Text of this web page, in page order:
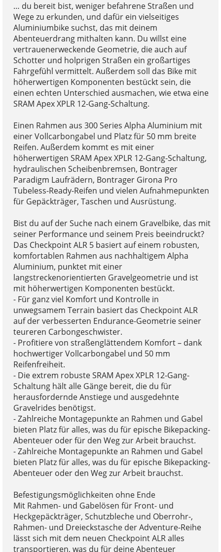
… du bereit bist, weniger befahrene Straßen und
Wege zu erkunden, und dafür ein vielseitiges
Aluminiumbike suchst, das mit deinem
Abenteuerdrang mithalten kann. Du willst eine
vertrauenerweckende Geometrie, die auch auf
Schotter und holprigen Straßen ein großartiges
Fahrgefühl vermittelt. Außerdem soll das Bike mit
höherwertigen Komponenten bestückt sein, die
einen echten Unterschied ausmachen, wie etwa eine
SRAM Apex XPLR 12-Gang-Schaltung.
Einen Rahmen aus 300 Series Alpha Aluminium mit
einer Vollcarbongabel und Platz für 50 mm breite
Reifen. Außerdem kommt es mit einer
höherwertigen SRAM Apex XPLR 12-Gang-Schaltung,
hydraulischen Scheibenbremsen, Bontrager
Paradigm Laufrädern, Bontrager Girona Pro
Tubeless-Ready-Reifen und vielen Aufnahmepunkten
für Gepäckträger, Taschen und Ausrüstung.
Bist du auf der Suche nach einem Gravelbike, das mit
seiner Performance und seinem Preis beeindruckt?
Das Checkpoint ALR 5 basiert auf einem robusten,
komfortablen Rahmen aus nachhaltigem Alpha
Aluminium, punktet mit einer
langstreckenorientierten Gravelgeometrie und ist
mit höherwertigen Komponenten bestückt.
- Für ganz viel Komfort und Kontrolle in
unwegsamem Terrain basiert das Checkpoint ALR
auf der verbesserten Endurance-Geometrie seiner
teureren Carbongeschwister.
- Profitiere von straßenglättendem Komfort – dank
hochwertiger Vollcarbongabel und 50 mm
Reifenfreiheit.
- Die extrem robuste SRAM Apex XPLR 12-Gang-
Schaltung hält alle Gänge bereit, die du für
herausfordernde Anstiege und ausgedehnte
Gravelrides benötigst.
- Zahlreiche Montagepunkte an Rahmen und Gabel
bieten Platz für alles, was du für epische Bikepacking-
Abenteuer oder für den Weg zur Arbeit brauchst.
- Zahlreiche Montagepunkte an Rahmen und Gabel
bieten Platz für alles, was du für epische Bikepacking-
Abenteuer oder den Weg zur Arbeit brauchst.
Befestigungsmöglichkeiten ohne Ende
Mit Rahmen- und Gabelösen für Front- und
Heckgepäckträger, Schutzbleche und Oberrohr-,
Rahmen- und Dreieckstasche der Adventure-Reihe
lässt sich mit dem neuen Checkpoint ALR alles
transportieren, was du für deine Abenteuer